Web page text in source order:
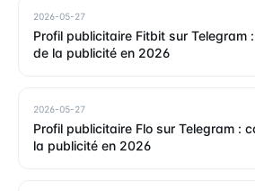
2026-05-27
Profil publicitaire Fitbit sur Telegram
de la publicité en 2026
2026-05-27
Profil publicitaire Flo sur Telegram :
la publicité en 2026